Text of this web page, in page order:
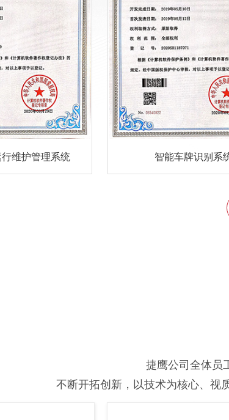
维护管理系统 智能车牌识别系
捷鹰公司全体员
不断开拓创新，以技术为核心、视